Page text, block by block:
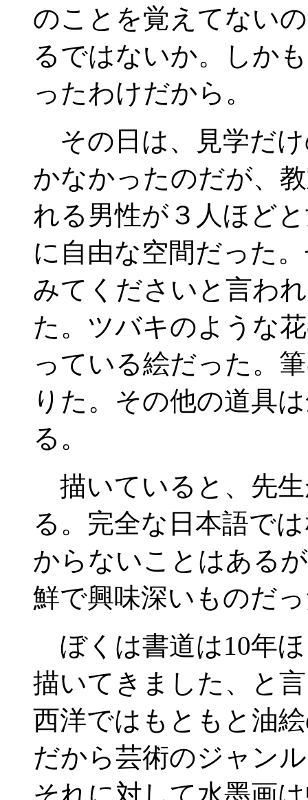
のことを覚えてない
るではないか。しか
ったわけだから。
その日は、見学だ
かなかったのだが、
れる男性が３人ほど
に自由な空間だった
みてくださいと言わ
た。ツバキのような
っている絵だった。
りた。その他の道具
る。
描いていると、先
る。完全な日本語で
からないことはある
鮮で興味深いものだ
ぼくは書道は10年
描いてきました、と
西洋ではもともと油
だから芸術のジャン